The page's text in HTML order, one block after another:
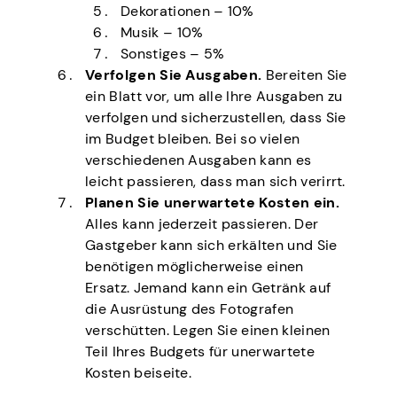
Dekorationen – 10%
Musik – 10%
Sonstiges – 5%
Verfolgen Sie Ausgaben. Bereiten Sie
ein Blatt vor, um alle Ihre Ausgaben zu
verfolgen und sicherzustellen, dass Sie
im Budget bleiben. Bei so vielen
verschiedenen Ausgaben kann es
leicht passieren, dass man sich verirrt.
Planen Sie unerwartete Kosten ein.
Alles kann jederzeit passieren. Der
Gastgeber kann sich erkälten und Sie
benötigen möglicherweise einen
Ersatz. Jemand kann ein Getränk auf
die Ausrüstung des Fotografen
verschütten. Legen Sie einen kleinen
Teil Ihres Budgets für unerwartete
Kosten beiseite.